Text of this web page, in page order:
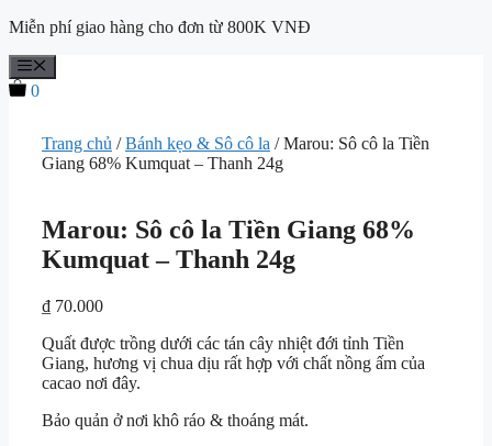
Miễn phí giao hàng cho đơn từ 800K VNĐ
Chuyển
đến
nội
0
Trang chủ /Bánh kẹo & Sô cô la / Marou: Sô cô la Tiền
Giang 68% Kumquat – Thanh 24g
Marou: Sô cô la Tiền Giang 68%
Kumquat – Thanh 24g
₫ 70.000
Quất được trồng dưới các tán cây nhiệt đới tỉnh Tiền
Giang, hương vị chua dịu rất hợp với chất nồng ấm của
cacao nơi đây.
Bảo quản ở nơi khô ráo & thoáng mát.